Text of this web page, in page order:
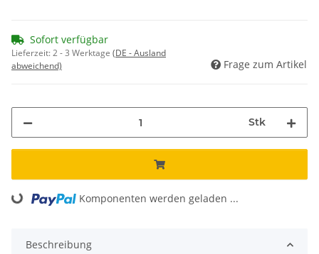
Sofort verfügbar
Lieferzeit:2 - 3 Werktage (DE - Ausland
abweichend)
Frage zum Artikel
Stk
Loading... Komponenten werden geladen ...
Beschreibung